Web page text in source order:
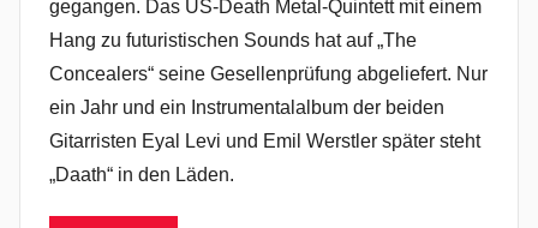
gegangen. Das US-Death Metal-Quintett mit einem
Hang zu futuristischen Sounds hat auf „The
Concealers“ seine Gesellenprüfung abgeliefert. Nur
ein Jahr und ein Instrumentalalbum der beiden
Gitarristen Eyal Levi und Emil Werstler später steht
„Daath“ in den Läden.